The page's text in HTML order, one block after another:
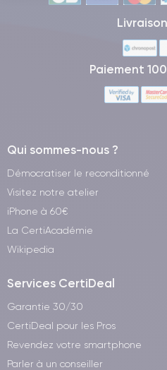
Paiement
Qui sommes-nous ?
Démocratiser le reconditionné
Visitez notre atelier
iPhone à 60€
La CertiAcadémie
Wikipedia
Services CertiDeal
Garantie 30/30
CertiDeal pour les Pros
Revendez votre smartphone
Parler à un conseiller